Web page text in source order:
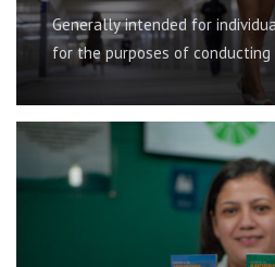
Generally intended for
for the purposes of conducting